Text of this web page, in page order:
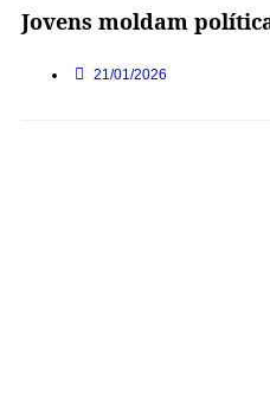
Jovens moldam
21/01/2026